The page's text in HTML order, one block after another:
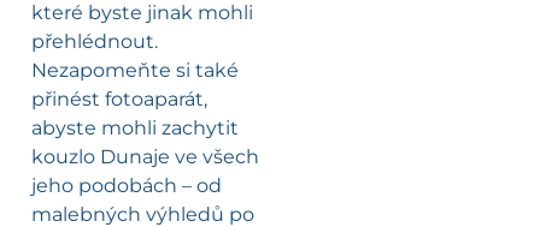
které byste jinak mohli
přehlédnout.
Nezapomeňte si také
přinést fotoaparát,
abyste mohli zachytit
kouzlo Dunaje ve všech
jeho podobách – od
malebných výhledů po